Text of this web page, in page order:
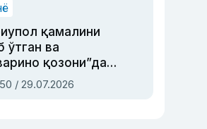
қамалини
ўтган ва
қозони”дан
қаҳрамон —
армияси бош
/ 29.07.2026